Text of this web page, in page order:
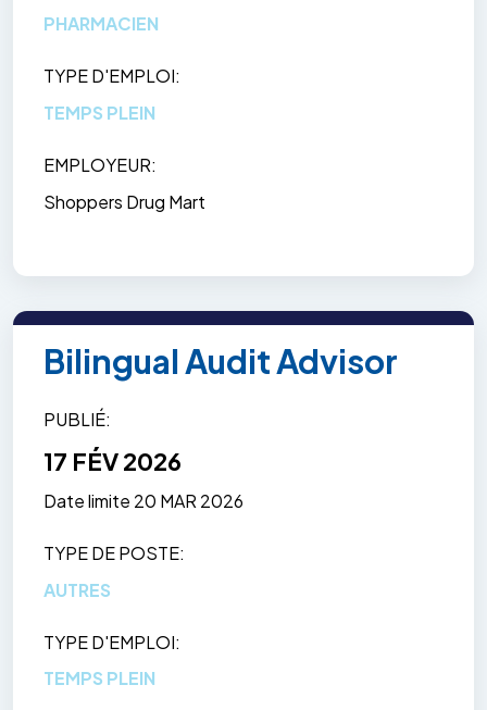
PHARMACIEN
TYPE D'EMPLOI
TEMPS PLEIN
EMPLOYEUR
Shoppers Drug Mart
Bilingual Audit Advisor
PUBLIÉ
17 FÉV 2026
Date limite 20 MAR 2026
TYPE DE POSTE
AUTRES
TYPE D'EMPLOI
TEMPS PLEIN